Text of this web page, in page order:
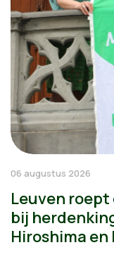
06 augustus 2026
Leuven
bij
Hiroshima en